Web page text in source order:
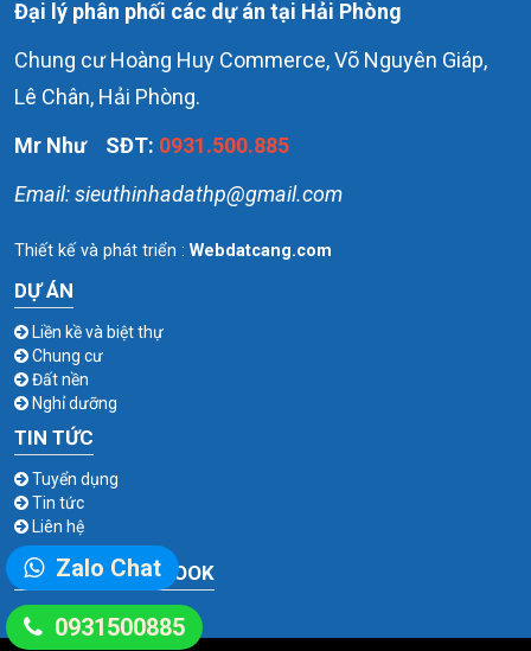
0931500885
Zalo Chat
Đại lý phân phối các dự án tại Hải Phòng
Chung cư Hoàng Huy Commerce, Võ Nguyên Giáp,
Lê Chân, Hải Phòng.
Mr Như SĐT: 0931.500.885
Email: sieuthinhadathp@gmail.com
DỰ ÁN
Liền kề và biệt thự
Chung cư
Đất nền
Nghỉ dưỡng
TIN TỨC
Tuyển dụng
Tin tức
Liên hệ
FAN PAGE FACEBOOK